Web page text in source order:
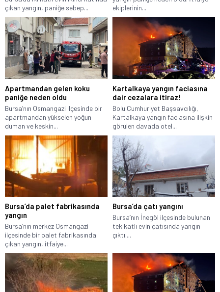
çıkan yangın, paniğe sebep...
ekiplerinin...
Apartmandan gelen koku
paniğe neden oldu
Bursa’nın Osmangazi ilçesinde bir
apartmandan yükselen yoğun
duman ve keskin...
Kartalkaya yangın faciasına
dair cezalara itiraz!
Bolu Cumhuriyet Başsavcılığı,
Kartalkaya yangın faciasına ilişkin
görülen davada otel...
Bursa’da palet fabrikasında
yangın
Bursa’nın merkez Osmangazi
ilçesinde bir palet fabrikasında
çıkan yangın, itfaiye...
Bursa’da çatı yangını
Bursa’nın İnegöl ilçesinde bulunan
tek katlı evin çatısında yangın
çıktı....